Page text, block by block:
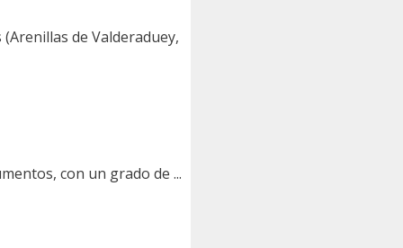
de Valderaduey,
con un grado de ...